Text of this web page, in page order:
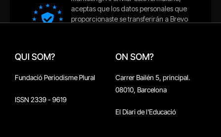
QUI SOM?
Fundació Periodisme Plural
ISSN 2339 - 9619
ON SOM?
Carrer Bailén 5, principal.
08010, Barcelona
El Diari de l'Educació